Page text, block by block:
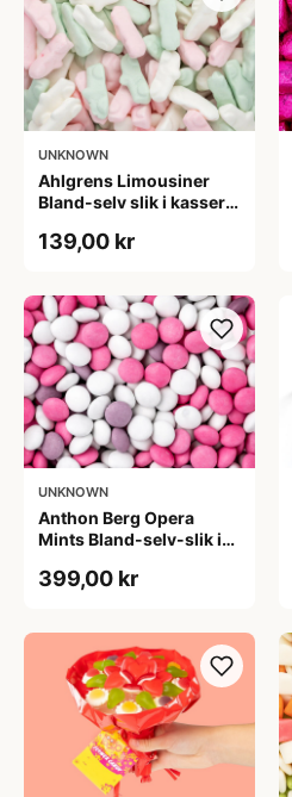
UNKNOWN
Ahlgrens Limousiner
Bland-selv slik i kasser 1
139,00 kr
UNKNOWN
Anthon Berg Opera
Mints Bland-selv-slik i
399,00 kr